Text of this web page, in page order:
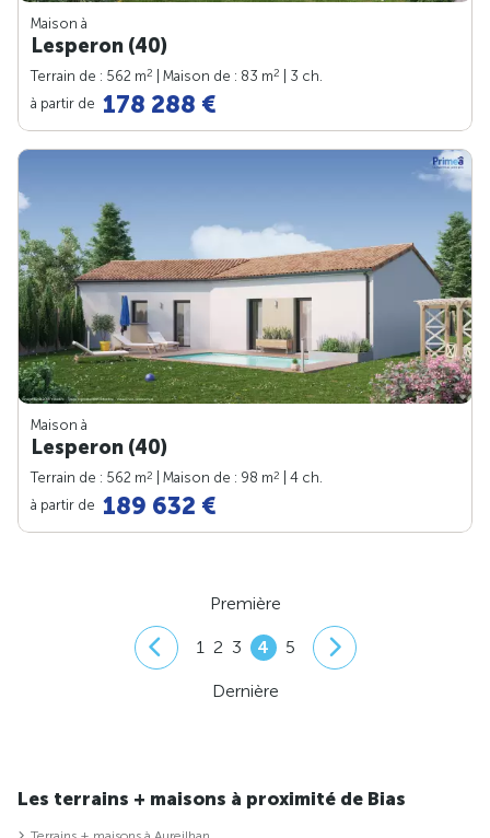
Maison à
Lesperon (40)
Terrain de : 562 m2 | Maison de : 83 m2
| 3 ch.
à partir de 178 288 €
Maison à
Lesperon (40)
Terrain de : 562 m2 | Maison de : 98 m2
| 4 ch.
à partir de 189 632 €
Première
1 2 3 4 5
Dernière
Les terrains + maisons à proximité de Bias